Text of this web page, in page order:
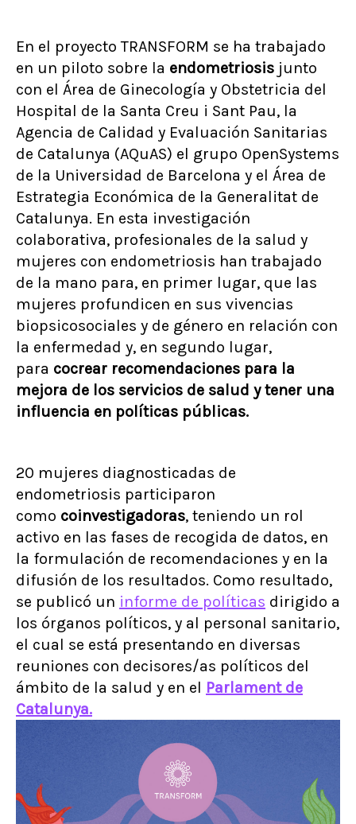
En el proyecto TRANSFORM se ha trabajado
en un piloto sobre la endometriosis junto
con el Área de Ginecología y Obstetricia del
Hospital de la Santa Creu i Sant Pau, la
Agencia de Calidad y Evaluación Sanitarias
de Catalunya (AQuAS) el grupo OpenSystems
de la Universidad de Barcelona y el Área de
Estrategia Económica de la Generalitat de
Catalunya. En esta investigación
colaborativa, profesionales de la salud y
mujeres con endometriosis han trabajado
de la mano para, en primer lugar, que las
mujeres profundicen en sus vivencias
biopsicosociales y de género en relación con
la enfermedad y, en segundo lugar,
para cocrear recomendaciones para la
mejora de los servicios de salud y tener una
influencia en políticas públicas.
20 mujeres diagnosticadas de
endometriosis participaron
como coinvestigadoras, teniendo un rol
activo en las fases de recogida de datos, en
la formulación de recomendaciones y en la
difusión de los resultados. Como resultado,
se publicó un informe de políticas dirigido a
los órganos políticos, y al personal sanitario,
el cual se está presentando en diversas
reuniones con decisores/as políticos del
ámbito de la salud y en el Parlament de
Catalunya.